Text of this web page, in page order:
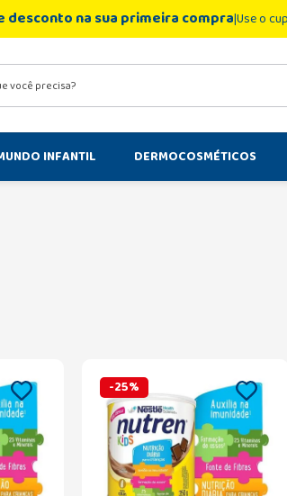
desconto na sua primeira compraUse o
INFANTIL DERMOCOSMÉTICOS
-25%